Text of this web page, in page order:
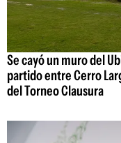
Se cayó un muro del
partido entre Cerro
del Torneo Clausura